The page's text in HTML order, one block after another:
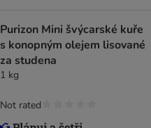
Purizon Mini švýcarské kuře
s konopným olejem lisované
za studena
1 kg
Not rated